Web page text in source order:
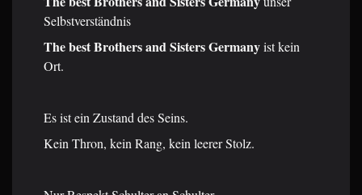
Selbstverständnis
The best Brothers and Sisters Germanyist kein
Ort.
Es ist ein Zustand des Seins.
Kein Thron, kein Rang, kein leerer Stolz.